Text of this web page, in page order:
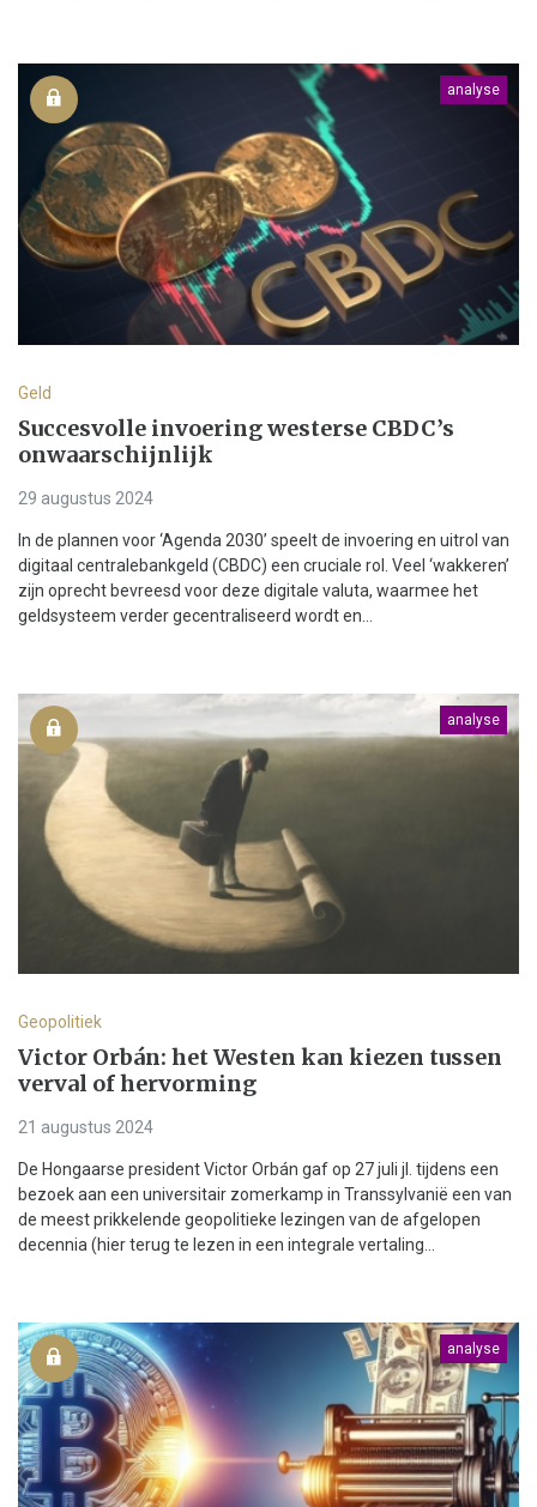
analyse
Geld
Succesvolle invoering westerse CBDC’s
onwaarschijnlijk
29 augustus 2024
In de plannen voor ‘Agenda 2030’ speelt de invoering en uitrol van
digitaal centralebankgeld (CBDC) een cruciale rol. Veel ‘wakkeren’
zijn oprecht bevreesd voor deze digitale valuta, waarmee het
geldsysteem verder gecentraliseerd wordt en...
analyse
Geopolitiek
Victor Orbán: het Westen kan kiezen tussen
verval of hervorming
21 augustus 2024
De Hongaarse president Victor Orbán gaf op 27 juli jl. tijdens een
bezoek aan een universitair zomerkamp in Transsylvanië een van
de meest prikkelende geopolitieke lezingen van de afgelopen
decennia (hier terug te lezen in een integrale vertaling...
analyse